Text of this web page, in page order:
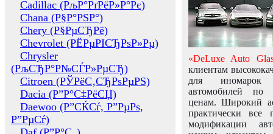
Cadillac (РљР°РґРёР»Р°Рє)
Chana (Р§Р°РЅР°)
Chery (Р§РµСЂРё)
Chevrolet (РЁРµРІСЂРѕР»Рµ)
Chrysler
(РљСЂР°Р№СЃР»РµСЂ)
Citroen (РЎРёС‚СЂРѕРµРЅ)
Dacia (Р”Р°С‡РёСЏ)
Daewoo (Р”СЌСѓ, Р”РµРѕ,
Р”РµСѓ)
«DeLuxe Auto
клиентам
для иномарок
автомобилей
ценам. Широкий
практически все
модификации